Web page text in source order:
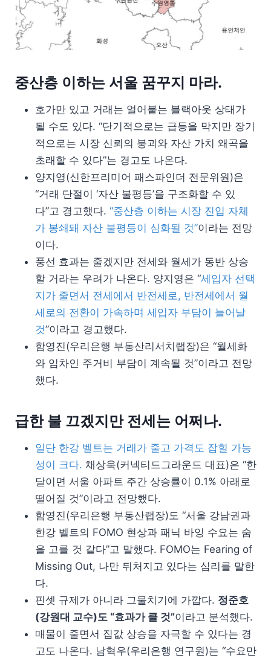
중산층 이하는 서울 꿈꾸지 마라.
호가만 있고 거래는 얼어붙는 블랙아웃 상태가
될 수도 있다. “단기적으로는 급등을 막지만 장기
적으로는 시장 신뢰의 붕괴와 자산 가치 왜곡을
초래할 수 있다”는 경고도 나온다.
양지영(신한프리미어 패스파인더 전문위원)은
“거래 단절이 ‘자산 불평등’을 구조화할 수 있
다”고 경고했다. “중산층 이하는 시장 진입 자체
가 봉쇄돼 자산 불평등이 심화될 것”이라는 전망
이다.
풍선 효과는 줄겠지만 전세와 월세가 동반 상승
할 거라는 우려가 나온다. 양지영은 “세입자 선택
지가 줄면서 전세에서 반전세로, 반전세에서 월
세로의 전환이 가속하며 세입자 부담이 늘어날
것”이라고 경고했다.
함영진(우리은행 부동산리서치랩장)은 “월세화
와 임차인 주거비 부담이 계속될 것”이라고 전망
했다.
급한 불 끄겠지만 전세는 어쩌나.
일단 한강 벨트는 거래가 줄고 가격도 잡힐 가능
성이 크다. 채상욱(커넥티드그라운드 대표)은 “한
달이면 서울 아파트 주간 상승률이 0.1% 아래로
떨어질 것”이라고 전망했다.
함영진(우리은행 부동산랩장)도 “서울 강남권과
한강 벨트의 FOMO 현상과 패닉 바잉 수요는 숨
을 고를 것 같다”고 말했다. FOMO는 Fearing of
Missing Out, 나만 뒤처지고 있다는 심리를 말한
다.
핀셋 규제가 아니라 그물치기에 가깝다. 정준호
(강원대 교수)도 “효과가 클 것”이라고 분석했다.
매물이 줄면서 집값 상승을 자극할 수 있다는 경
고도 나온다. 남혁우(우리은행 연구원)는 “수요만